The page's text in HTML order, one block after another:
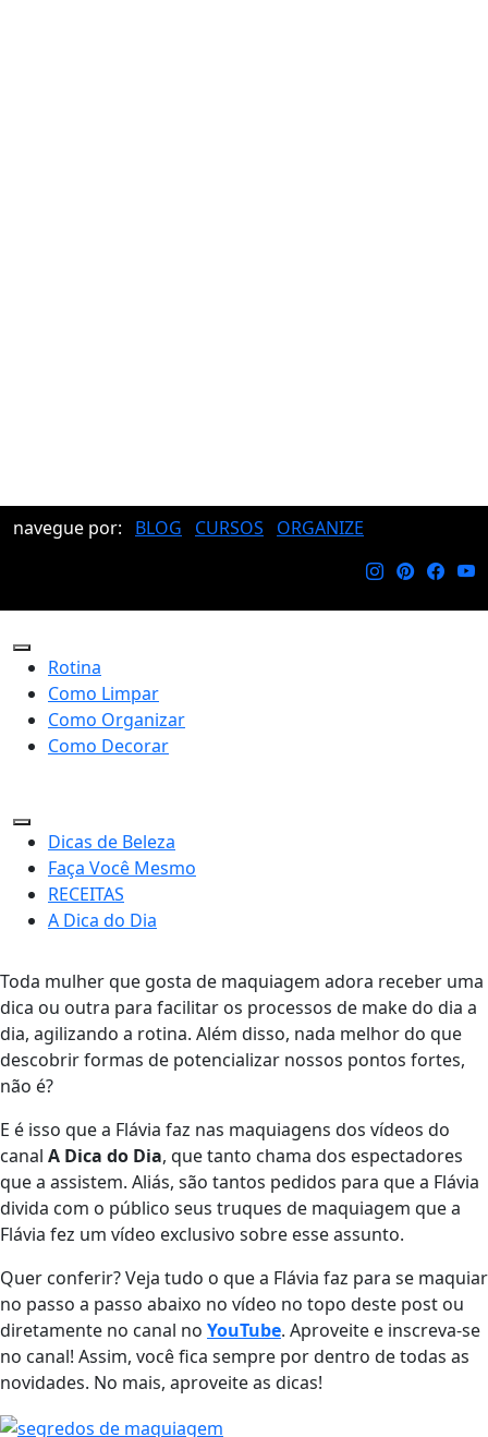
navegue por: BLOG CURSOS ORGANIZE
Rotina
Como Limpar
Como Organizar
Como Decorar
Dicas de Beleza
Faça Você Mesmo
RECEITAS
A Dica do Dia
Toda mulher que gosta de maquiagem adora receber uma
dica ou outra para facilitar os processos de make do dia a
dia, agilizando a rotina. Além disso, nada melhor do que
descobrir formas de potencializar nossos pontos fortes,
não é?
E é isso que a Flávia faz nas maquiagens dos vídeos do
canal A Dica do Dia, que tanto chama dos espectadores
que a assistem. Aliás, são tantos pedidos para que a Flávia
divida com o público seus truques de maquiagem que a
Flávia fez um vídeo exclusivo sobre esse assunto.
Quer conferir? Veja tudo o que a Flávia faz para se maquiar
no passo a passo abaixo no vídeo no topo deste post ou
diretamente no canal no YouTube. Aproveite e inscreva-se
no canal! Assim, você fica sempre por dentro de todas as
novidades. No mais, aproveite as dicas!